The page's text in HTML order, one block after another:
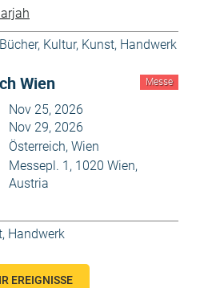
, Kultur, Kunst, Handwerk
Messe
Wien
Nov 25, 2026
Nov 29, 2026
Österreich, Wien
Messepl. 1, 1020 Wien,
Austria
Handwerk
EREIGNISSE